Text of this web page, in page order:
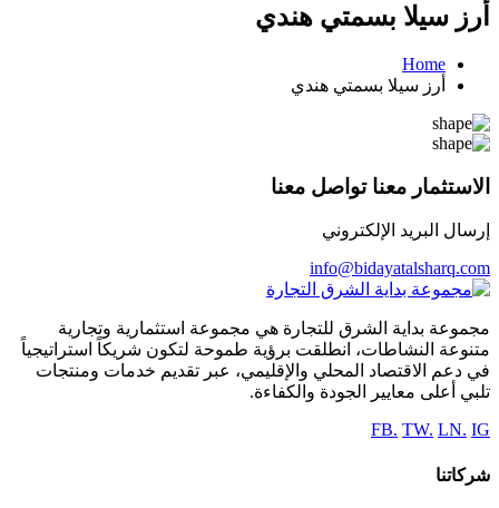
أرز سيلا بسمتي هندي
Home
أرز سيلا بسمتي هندي
الاستثمار معنا تواصل معنا
إرسال البريد الإلكتروني
info@bidayatalsharq.com
مجموعة بداية الشرق للتجارة هي مجموعة استثمارية وتجارية
متنوعة النشاطات، انطلقت برؤية طموحة لتكون شريكاً استراتيجياً
في دعم الاقتصاد المحلي والإقليمي، عبر تقديم خدمات ومنتجات
تلبي أعلى معايير الجودة والكفاءة.
FB. TW. LN. IG
شركاتنا